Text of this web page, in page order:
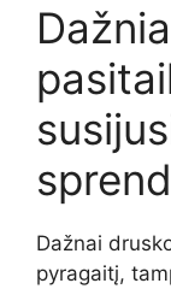
Dažnai
pyragaitį,